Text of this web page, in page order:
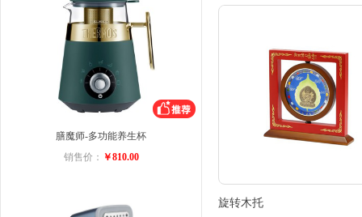
膳魔师-多功能养生杯
销售价： ￥810.00
旋转木托